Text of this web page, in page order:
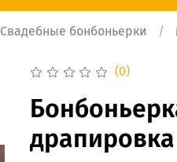
Свадебные бонбоньерки
(0)